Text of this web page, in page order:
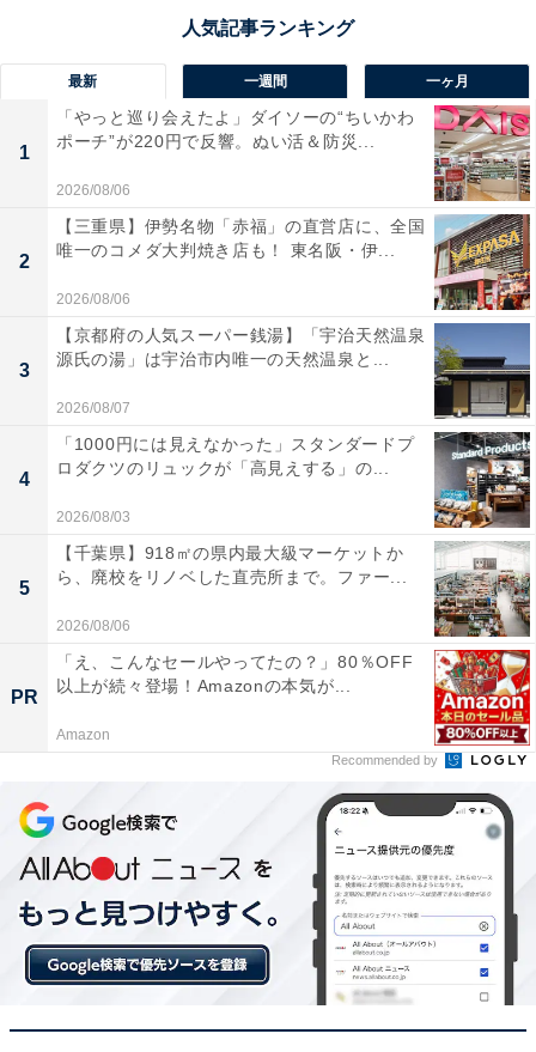
最新 一週間 一ヶ月
1
「やっと巡り会えたよ」ダイソーの“ちいかわ
ポーチ”が220円で反響。ぬい活＆防災...
2026/08/06
2
【三重県】伊勢名物「赤福」の直営店に、全国
唯一のコメダ大判焼き店も！ 東名阪・伊...
2026/08/06
3
【京都府の人気スーパー銭湯】「宇治天然温泉
源氏の湯」は宇治市内唯一の天然温泉と...
2026/08/07
4
「1000円には見えなかった」スタンダードプ
ロダクツのリュックが「高見えする」の...
2026/08/03
5
【千葉県】918㎡の県内最大級マーケットか
ら、廃校をリノベした直売所まで。ファー...
2026/08/06
PR
「え、こんなセールやってたの？」80％OFF
以上が続々登場！Amazonの本気が...
Amazon
Recommended by